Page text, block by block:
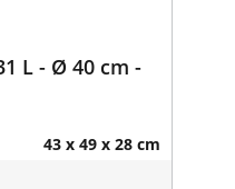
L - Ø 40 cm -
43 x 49 x 28 cm